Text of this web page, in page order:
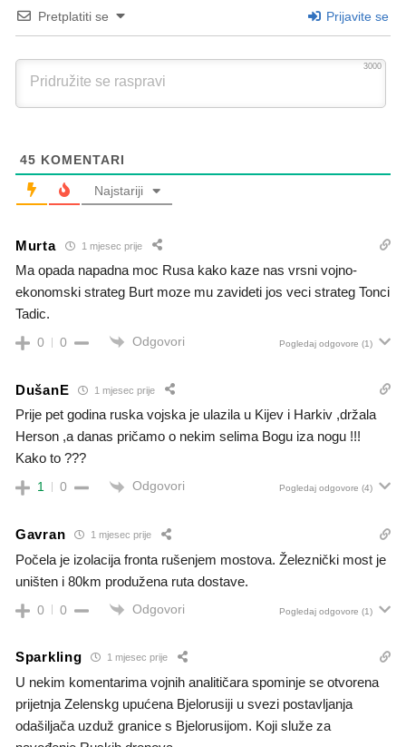
Pretplatiti se Prijavite se
3000
45 KOMENTARI
Najstariji
Murta 1 mjesec prije
Ma opada napadna moc Rusa kako kaze nas vrsni vojno-
ekonomski strateg Burt moze mu zavideti jos veci strateg Tonci
Tadic.
0 0 Odgovori Pogledaj odgovore (1)
DušanE 1 mjesec prije
Prije pet godina ruska vojska je ulazila u Kijev i Harkiv ,držala
Herson ,a danas pričamo o nekim selima Bogu iza nogu !!!
Kako to ???
1 0 Odgovori Pogledaj odgovore (4)
Gavran 1 mjesec prije
Počela je izolacija fronta rušenjem mostova. Železnički most je
uništen i 80km produžena ruta dostave.
0 0 Odgovori Pogledaj odgovore (1)
Sparkling 1 mjesec prije
U nekim komentarima vojnih analitičara spominje se otvorena
prijetnja Zelenskg upućena Bjelorusiji u svezi postavljanja
odašiljača uzduž granice s Bjelorusijom. Koji služe za